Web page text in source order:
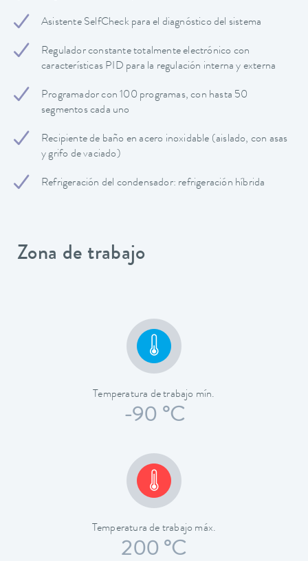
Asistente SelfCheck para el diagnóstico del sistema
Regulador constante totalmente electrónico con
características PID para la regulación interna y externa
Programador con 100 programas, con hasta 50
segmentos cada uno
Recipiente de baño en acero inoxidable (aislado, con asas
y grifo de vaciado)
Refrigeración del condensador: refrigeración híbrida
Zona de trabajo
Temperatura de trabajo mín.
-90 °C
Temperatura de trabajo máx.
200 °C